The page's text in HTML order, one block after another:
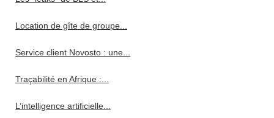
Location de gîte de groupe...
Service client Novosto : une...
Traçabilité en Afrique :...
L’intelligence artificielle...